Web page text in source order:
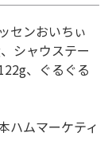
センおいちぃ
シャウステー
、ぐるぐる
ムマーケティ